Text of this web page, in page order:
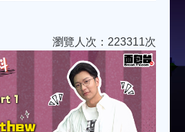
瀏覽人次：223311次